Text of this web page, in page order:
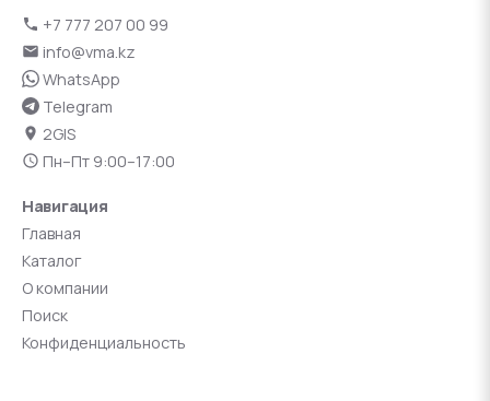
+7 777 207 00 99
info@vma.kz
WhatsApp
Telegram
2GIS
Пн–Пт 9:00–17:00
Навигация
Главная
Каталог
О компании
Поиск
Конфиденциальность